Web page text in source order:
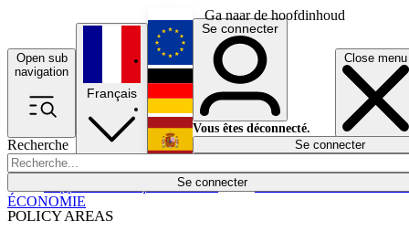
Ga naar de hoofdinhoud
Open sub
navigation
Close menu
Recherche
Se connecter
POLICY AREAS
Économie
Français
English
Deutsch
Español
Se connecter
Vous êtes déconnecté.
Se connecter
ÉCONOMIE